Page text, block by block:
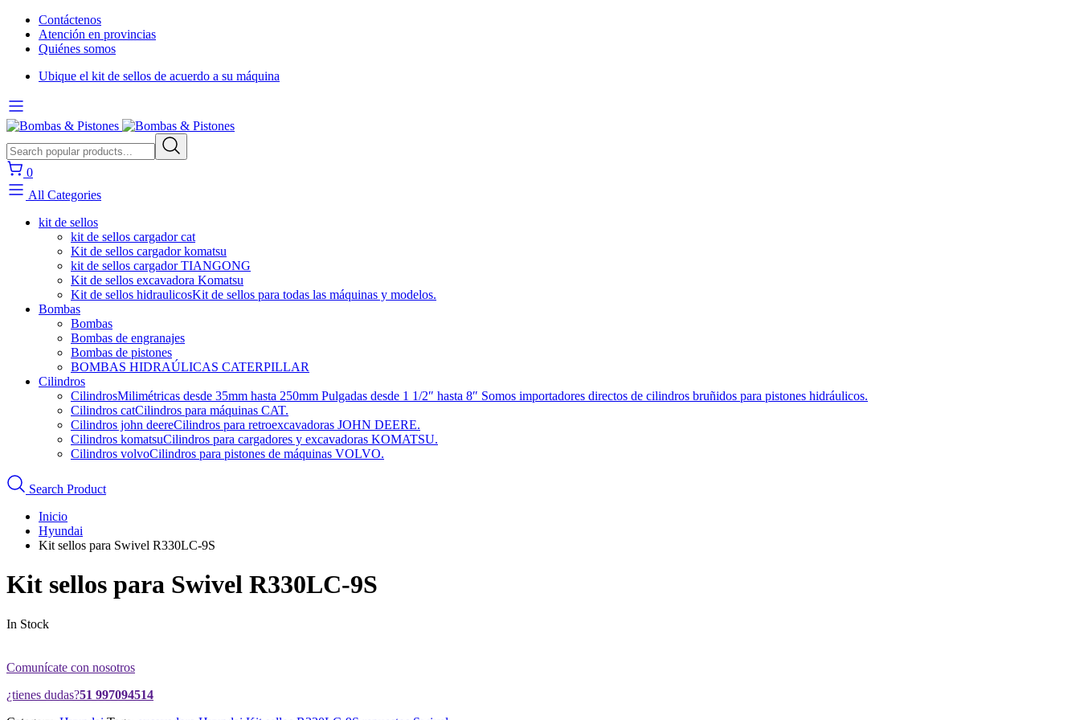
Contáctenos
Atención en provincias
Quiénes somos
Ubique el kit de sellos de acuerdo a su máquina
0
All Categories
kit de sellos
kit de sellos cargador cat
Kit de sellos cargador komatsu
kit de sellos cargador TIANGONG
Kit de sellos excavadora Komatsu
Kit de sellos hidraulicosKit de sellos para todas las máquinas y modelos.
Bombas
Bombas
Bombas de engranajes
Bombas de pistones
BOMBAS HIDRAÚLICAS CATERPILLAR
Cilindros
CilindrosMilimétricas desde 35mm hasta 250mm Pulgadas desde 1 1/2″ hasta 8″ Somos importadores directos de cilindros bruñidos para pistones hidráulicos.
Cilindros catCilindros para máquinas CAT.
Cilindros john deereCilindros para retroexcavadoras JOHN DEERE.
Cilindros komatsuCilindros para cargadores y excavadoras KOMATSU.
Cilindros volvoCilindros para pistones de máquinas VOLVO.
Search Product
Inicio
Hyundai
Kit sellos para Swivel R330LC-9S
Kit sellos para Swivel R330LC-9S
In Stock
Comunícate con nosotros
¿tienes dudas?51 997094514